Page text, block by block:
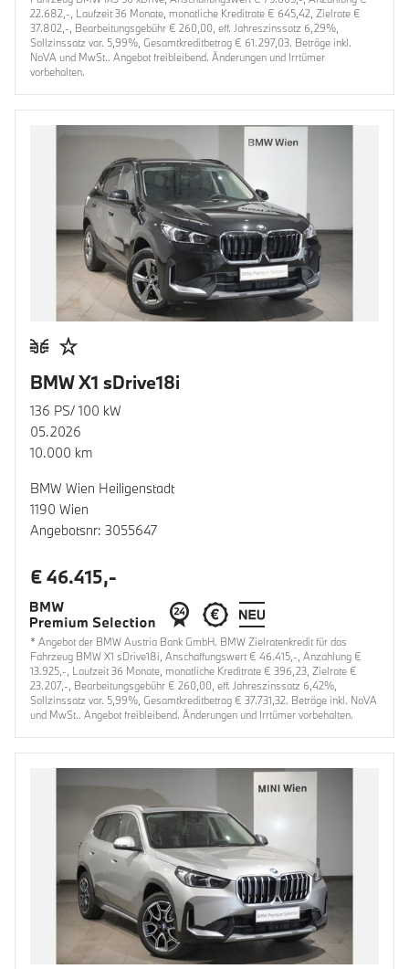
22.682,-, Laufzeit 36 Monate, monatliche Kreditrate € 645,42, Zielrate €
37.802,-, Bearbeitungsgebühr € 260,00, eff. Jahreszinssatz 6,29%,
Sollzinssatz var. 5,99%, Gesamtkreditbetrag € 61.297,03. Beträge inkl.
NoVA und MwSt.. Angebot freibleibend. Änderungen und Irrtümer
vorbehalten.
BMW X1 sDrive18i
136 PS/ 100 kW
05.2026
10.000 km
BMW Wien Heiligenstadt
1190 Wien
Angebotsnr: 3055647
€ 46.415,-
* Angebot der BMW Austria Bank GmbH. BMW Zielratenkredit für das
Fahrzeug BMW X1 sDrive18i, Anschaffungswert € 46.415,-, Anzahlung €
13.925,-, Laufzeit 36 Monate, monatliche Kreditrate € 396,23, Zielrate €
23.207,-, Bearbeitungsgebühr € 260,00, eff. Jahreszinssatz 6,42%,
Sollzinssatz var. 5,99%, Gesamtkreditbetrag € 37.731,32. Beträge inkl. NoVA
und MwSt.. Angebot freibleibend. Änderungen und Irrtümer vorbehalten.